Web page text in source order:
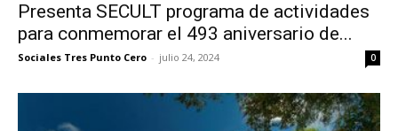
Presenta SECULT programa de actividades
para conmemorar el 493 aniversario de...
Sociales Tres Punto Cero - julio 24, 2024 0